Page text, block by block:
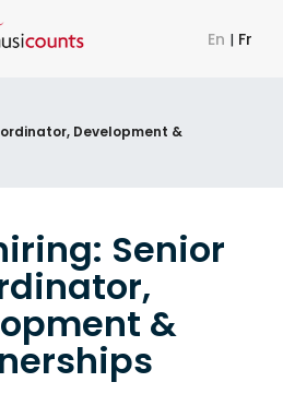
En | Fr
Development &
Senior
&